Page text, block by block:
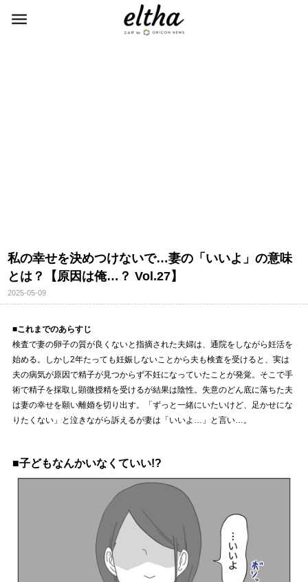
私の幸せを決めつけないで…妻の「いいよ」の意味
とは？【原因は俺…？ Vol.27】
2025-05-09
■これまでのあらすじ
検査で妻の卵子の質が良くないと指摘された夫婦は、通院をしながら妊活を
始める。しかし2年たっても妊娠しないことから夫も検査を受けると、実は
夫の病気が原因で精子が見つからず不妊になっていたことが発覚。そこで手
術で精子を採取し顕微授精を受けるが結果は陰性。失意のどん底に落ちた夫
は妻の幸せを願い離婚を切り出す。「ずっと一緒にいたいけど、足かせにな
りたくない」と泣きながら訴えるが妻は「いいよ…」と言い…。
■子どもなんかいなくていい!?